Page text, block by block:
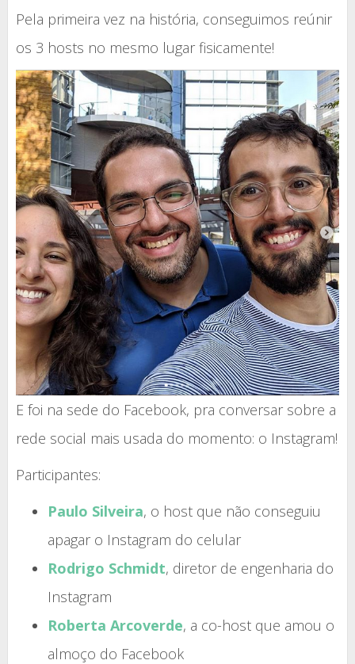
Pela primeira vez na história, conseguimos reúnir
os 3 hosts no mesmo lugar fisicamente!
E foi na sede do Facebook, pra conversar sobre a
rede social mais usada do momento: o Instagram!
Participantes:
Paulo Silveira, o host que não conseguiu
apagar o Instagram do celular
Rodrigo Schmidt, diretor de engenharia do
Instagram
Roberta Arcoverde, a co-host que amou o
almoço do Facebook